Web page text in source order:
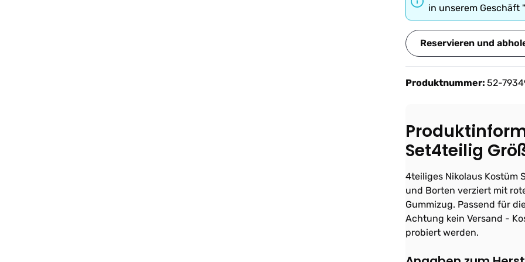
in unserem Geschäft
Reservieren und
Produktnummer: 52-
Set4teilig
4teiliges Nikolaus Kostüm
und Borten verziert mit
Gummizug. Passend für
Achtung kein Versand -
probiert werden.